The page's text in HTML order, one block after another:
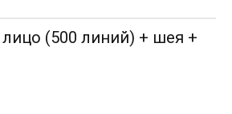
(500 линий) + шея +